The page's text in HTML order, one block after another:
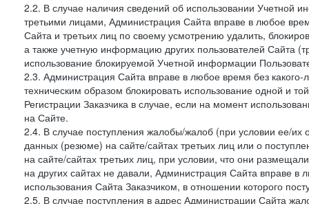
2.2. В случае наличия сведений об использовании Учетной
третьими лицами, Администрация Сайта вправе в любое
Сайта и третьих лиц по своему усмотрению удалить,
а также учетную информацию других пользователей Сайта
использование блокируемой Учетной информации
2.3. Администрация Сайта вправе в любое время без
техническим образом блокировать использование одной и
Регистрации Заказчика в случае, если на момент
на Сайте.
2.4. В случае поступления жалобы/жалоб (при условии ее/их
данных (резюме) на сайте/сайтах третьих лиц или о
на сайте/сайтах третьих лиц, при условии, что они
на других сайтах не давали, Администрация Сайта вправе в
использования Сайта Заказчиком, в отношении которого
2.5. В случае поступления в адрес Администрации Сайта